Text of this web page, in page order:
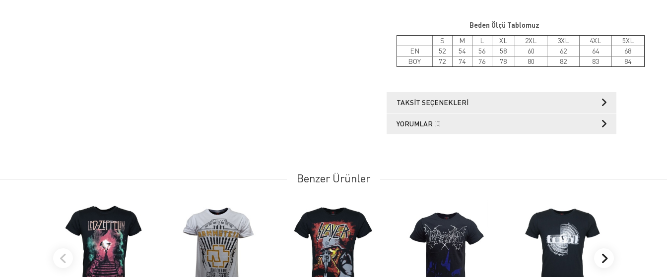
Beden Ölçü Tablomuz
S
M L XL 2XL 3XL 4XL
5XL
EN
52 54 56 58 60 62 64
68
BOY
72 74 76 78 80 82 83 84
TAKSIT SEÇENEKLERI
YORUMLAR (0)
Benzer Ürünler